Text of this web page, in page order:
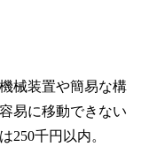
械装置や簡易な構
易に移動できない
250千円以内。